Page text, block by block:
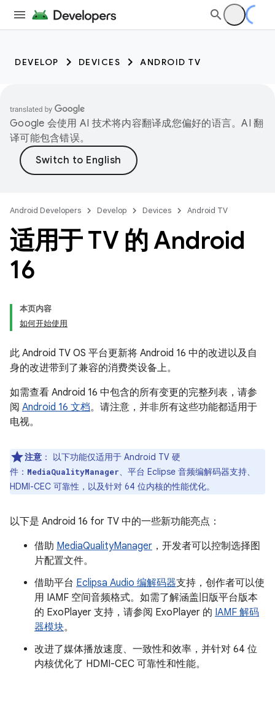
DEVELOP DEVICES ANDROID TV
Google 会使用 AI 技术将内容翻译成您偏好的语言。AI 翻
译可能包含错误。
Android Developers Develop Devices Android TV
适用于 TV 的 Android
16
本页内容
如何开始使用
此 Android TV OS 平台更新将 Android 16 中的改进以及自
身的改进带到了兼容的消费类设备上。
如需查看 Android 16 中包含的所有变更的完整列表，请参
阅 Android 16 文档。请注意，并非所有这些功能都适用于
电视。
注意 ：
以下功能仅适用于 Android TV 硬
件： MediaQualityManager、平台 Eclipse 音频编解码器支持、
HDMI-CEC 可靠性，以及针对 64 位内核的性能优化。
以下是 Android 16 for TV 中的一些新功能亮点：
借助 MediaQualityManager ，开发者可以控制选择图
片配置文件。
借助平台 Eclipsa Audio 编解码器支持，创作者可以使
用 IAMF 空间音频格式。如需了解涵盖旧版平台版本
的 ExoPlayer 支持，请参阅 ExoPlayer 的 IAMF 解码
器模块。
改进了媒体播放速度、一致性和效率，并针对 64 位
内核优化了 HDMI-CEC 可靠性和性能。